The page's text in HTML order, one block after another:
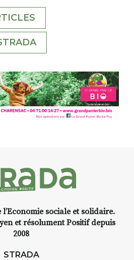
sociale et solidaire.
et résolument Positif depuis
2008
STRADA